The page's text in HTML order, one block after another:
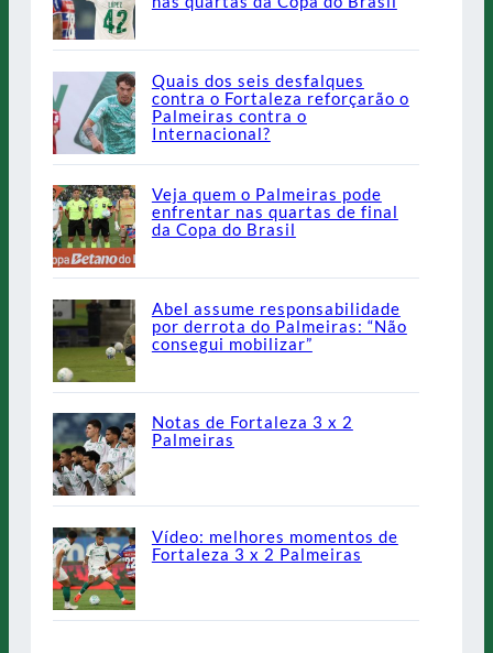
Quais dos seis desfalques
contra o Fortaleza reforçarão o
Palmeiras contra o
Internacional?
Veja quem o Palmeiras pode
enfrentar nas quartas de final
da Copa do Brasil
Abel assume responsabilidade
por derrota do Palmeiras: “Não
consegui mobilizar”
Notas de Fortaleza 3 x 2
Palmeiras
Vídeo: melhores momentos de
Fortaleza 3 x 2 Palmeiras